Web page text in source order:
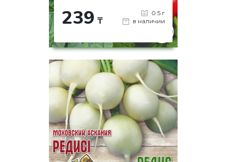
239 ₸
0.5 г
в наличии
+ КУПИТЬ
на страницу товара